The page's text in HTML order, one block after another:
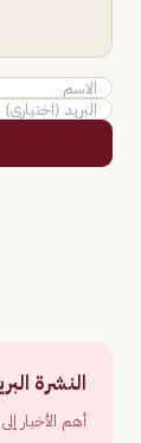
النشرة
أهم الأخبار